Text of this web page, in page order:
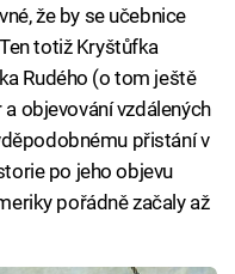
že by se učebnice
totiž Kryštůfka
Rudého (o tom ještě
objevování vzdálených
přistání v
po jeho objevu
pořádně začaly až